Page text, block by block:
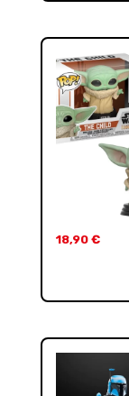
18,90 €